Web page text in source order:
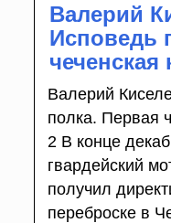
Валерий
Исповедь
чеченская
Валерий
полка. Первая
2 В конце
гвардейский
получил
переброске в